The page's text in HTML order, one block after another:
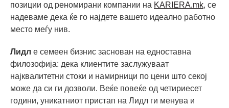
позиции од реномирани компании на KARIERA.mk, се
надеваме дека ќе го најдете вашето идеално работно
место меѓу нив.
Лидл е семеен бизнис заснован на едноставна
филозофија: дека клиентите заслужуваат
најквалитетни стоки и намирници по цени што секој
може да си ги дозволи. Веќе повеќе од четириесет
години, уникатниот пристап на Лидл ги менувa и